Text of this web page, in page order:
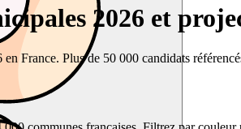
2026 et
France. Plus de 50 000 candidats